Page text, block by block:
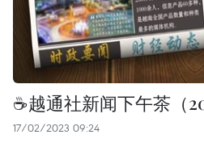
☕越通社新闻下午茶（
17/02/2023 09:24